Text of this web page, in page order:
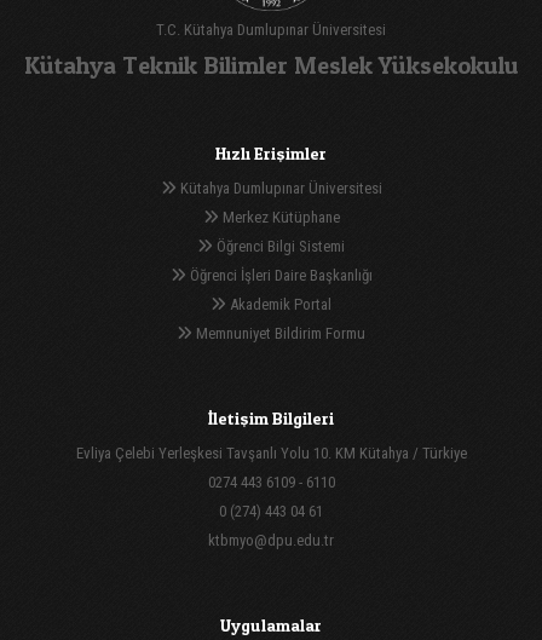
T.C. Kütahya Dumlupınar Üniversitesi
Kütahya Teknik Bilimler Meslek Yüksekokulu
Hızlı Erişimler
Kütahya Dumlupınar Üniversitesi
Merkez Kütüphane
Öğrenci Bilgi Sistemi
Öğrenci İşleri Daire Başkanlığı
Akademik Portal
Memnuniyet Bildirim Formu
İletişim Bilgileri
Evliya Çelebi Yerleşkesi Tavşanlı Yolu 10. KM Kütahya / Türkiye
0274 443 6109 - 6110
0 (274) 443 04 61
ktbmyo@dpu.edu.tr
Uygulamalar